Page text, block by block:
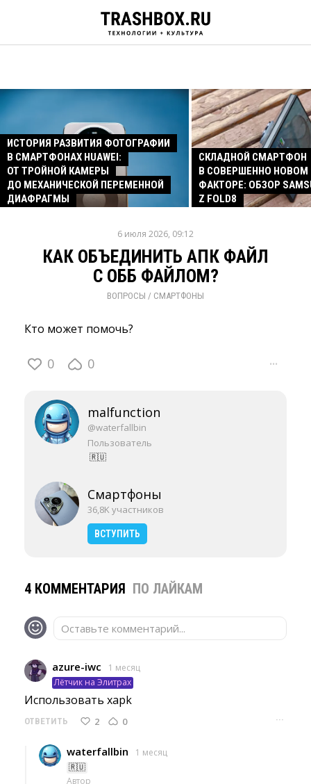
ИСТОРИЯ РАЗВИТИЯ ФОТОГРАФИИ
В СМАРТФОНАХ HUAWEI:
ОТ ТРОЙНОЙ КАМЕРЫ
ДО МЕХАНИЧЕСКОЙ ПЕРЕМЕННОЙ
ДИАФРАГМЫ
СКЛАДНОЙ СМАРТФОН
В СОВЕРШЕННО
ФАКТОРЕ: ОБЗОР
Z FOLD8
6 июля 2026, 09:12
КАК ОБЪЕДИНИТЬ АПК ФАЙЛ
С ОББ ФАЙЛОМ?
ВОПРОСЫ / СМАРТФОНЫ
Кто может помочь?
0 0 ···
malfunction
@waterfallbin
Пользователь
🇷🇺
Смартфоны
36,8K участников
ВСТУПИТЬ
4 КОММЕНТАРИЯ ПО ЛАЙКАМ
Оставьте комментарий...
azure-iwc
1 месяц
Лётчик на Элитрах
Использовать xapk
ОТВЕТИТЬ 2 0 ···
waterfallbin
1 месяц
🇷🇺
Автор